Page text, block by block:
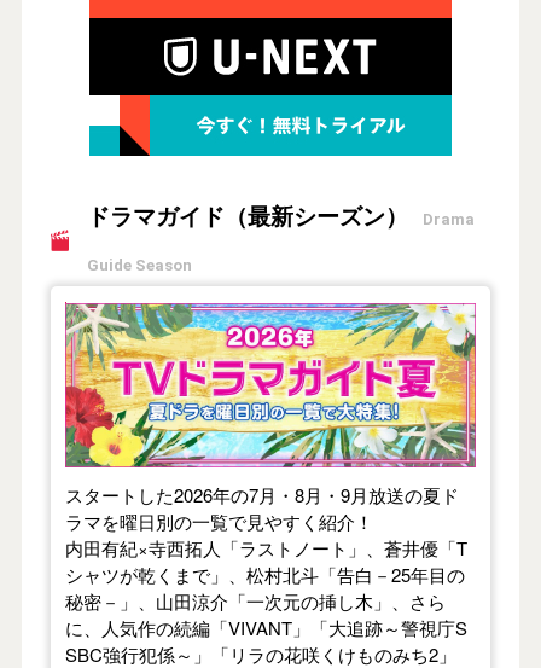
ドラマガイド（最新シーズン） Drama
Guide Season
【2026年夏】TVドラマガイド
スタートした2026年の7月・8月・9月放送の夏ド
ラマを曜日別の一覧で見やすく紹介！
内田有紀×寺西拓人「ラストノート」、蒼井優「T
シャツが乾くまで」、松村北斗「告白－25年目の
秘密－」、山田涼介「一次元の挿し木」、さら
に、人気作の続編「VIVANT」「大追跡～警視庁S
SBC強行犯係～」「リラの花咲くけものみち2」